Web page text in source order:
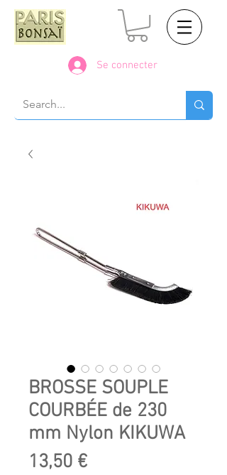
Se connecter
BROSSE SOUPLE
COURBÉE de 230
mm Nylon KIKUWA
13,50 €Prix